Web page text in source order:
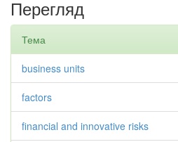
Перегляд
Тема
business units
factors
financial and innovative risks